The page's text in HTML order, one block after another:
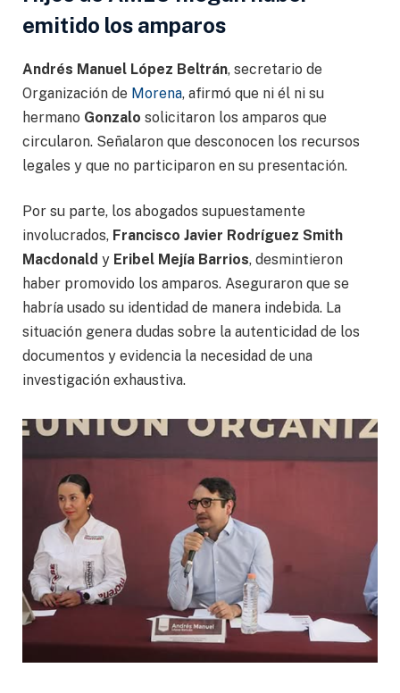
emitido los amparos
Andrés Manuel López Beltrán, secretario de
Organización de Morena, afirmó que ni él ni su
hermano Gonzalo solicitaron los amparos que
circularon. Señalaron que desconocen los recursos
legales y que no participaron en su presentación.
Por su parte, los abogados supuestamente
involucrados, Francisco Javier Rodríguez Smith
Macdonald y Eribel Mejía Barrios, desmintieron
haber promovido los amparos. Aseguraron que se
habría usado su identidad de manera indebida. La
situación genera dudas sobre la autenticidad de los
documentos y evidencia la necesidad de una
investigación exhaustiva.